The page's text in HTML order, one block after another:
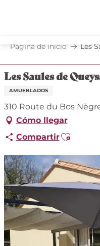
principal
Página de inicio Les
Les Saules de
AMUEBLADOS
310 Route du Bos
Cómo llegar
CompartirAjouter